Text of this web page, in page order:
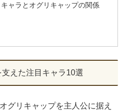
ャラとオグリキャップの関係
えた注目キャラ10選
グリキャップを主人公に据え